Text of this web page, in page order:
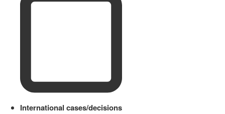
International cases/decisions